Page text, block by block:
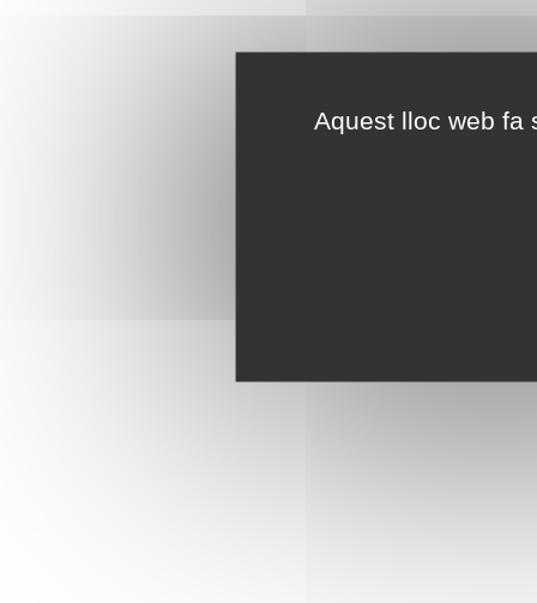
Aquest lloc web fa